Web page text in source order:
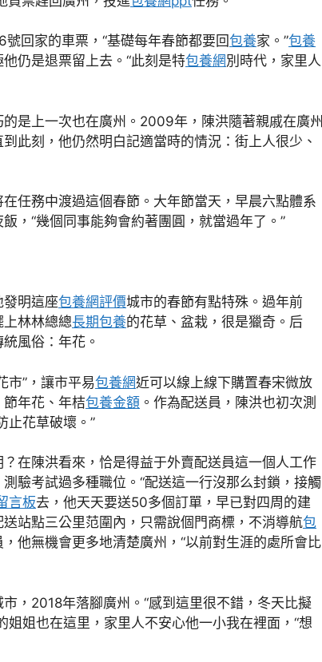
號回家的車票，“基礎每年春節都要回包養家。”包養
仍是退票留上去。“此刻是特包養網別時代，家里人
是上一次也在廣州。2009年，陳洪隨著親戚在廣州
此刻，他仍然明白記適當時的情況：街上人很少、
任務中渡過這個春節。大年節當天，早晨六點體系
，“幾個同事能夠會約著團圓，就當過年了。”
發明這座包養網評價城市的春節有點特殊。過年前
林林總總長期包養的花草、盆栽，很是獵奇。后
風俗：年花。
市”，讓市平易包養網近可以線上線下購置春宋微放
年花、年桔包養金額 。作為配送員，陳洪也初次測
止花草破壞。”
在陳洪看來，恰是得益于外賣配送員這一個人工作
驗考試過多種職位。“配送這一行沒那么封鎖，接觸
言板去，他天天要送50多個訂單，早已對四周的建
送站點三公里范圍內，只需說個門商標，不消導航包
，他無機會更多地清楚廣州，“以前對生涯的處所會比
，2018年落腳廣州。“感到這里很不錯，冬天比擬
姐也在這里，家里人不安心他一小我在裡面，“想